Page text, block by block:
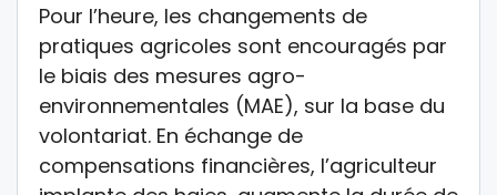
Pour l’heure, les changements de
pratiques agricoles sont encouragés par
le biais des mesures agro-
environnementales (MAE), sur la base du
volontariat. En échange de
compensations financières, l’agriculteur